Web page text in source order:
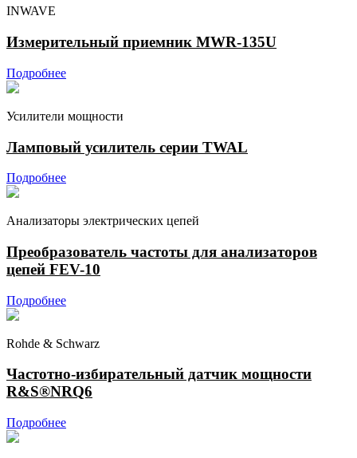
INWAVE
Измерительный приемник MWR-135U
Подробнее
Усилители мощности
Ламповый усилитель серии TWAL
Подробнее
Анализаторы электрических цепей
Преобразователь частоты для анализаторов
цепей FEV-10
Подробнее
Rohde & Schwarz
Частотно-избирательный датчик мощности
R&S®NRQ6
Подробнее